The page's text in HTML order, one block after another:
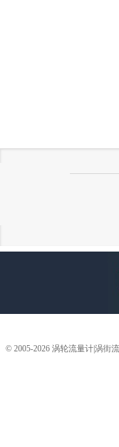
© 2005-2026 涡轮流量计|涡街